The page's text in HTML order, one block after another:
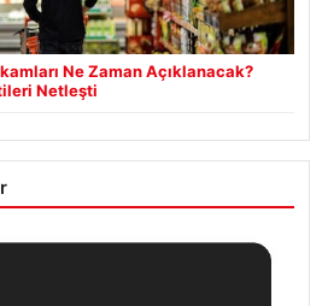
Ne Zaman Açıklanacak?
Netleşti